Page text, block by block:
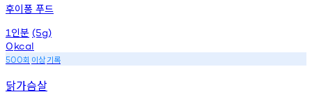
후이퐁 푸드
1 인분 (5g)
0kcal
500회 이상기록
닭가슴살